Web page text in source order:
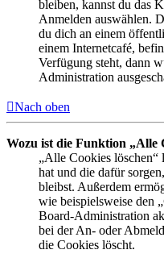
bleiben, kannst du das
Anmelden auswählen.
du dich an einem
einem Internetcafé,
Verfügung steht, dann
Administration
Nach oben
Wozu ist die Funktion „Alle
„Alle Cookies
hat und die dafür
bleibst. Außerdem
wie beispielsweise den
Board-Administration
bei der An- oder
die Cookies löscht.